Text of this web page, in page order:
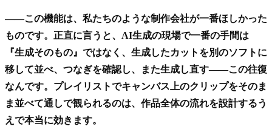
——この機能は、私たちのような制作会社が一番ほしかった
ものです。正直に言うと、AI生成の現場で一番の手間は
『生成そのもの』ではなく、生成したカットを別のソフトに
移して並べ、つなぎを確認し、また生成し直す——この往復
なんです。プレイリストでキャンバス上のクリップをそのま
ま並べて通しで観られるのは、作品全体の流れを設計するう
えで本当に効きます。